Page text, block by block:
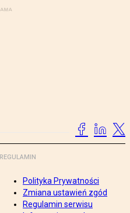
REGULAMIN
Polityka Prywatności
Zmiana ustawień zgód
Regulamin serwisu